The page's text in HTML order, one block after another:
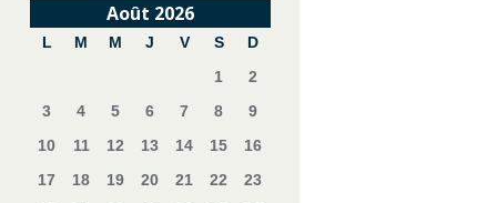
Août 2026
L M M J V S
D
1
2
3
4 5 6 7 8
9
10
11 12 13 14 15
16
17
18 19 20 21 22
23